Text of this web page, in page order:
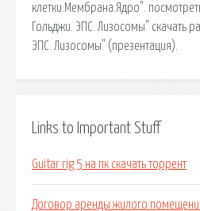
клетки.Мембрана.Ядро".
Гольджи. ЭПС. Лизосомы" скачать
ЭПС. Лизосомы" (презентация).
Links to Important Stuff
Guitar rig 5 на пк скачать торрент
Договор аренды жилого